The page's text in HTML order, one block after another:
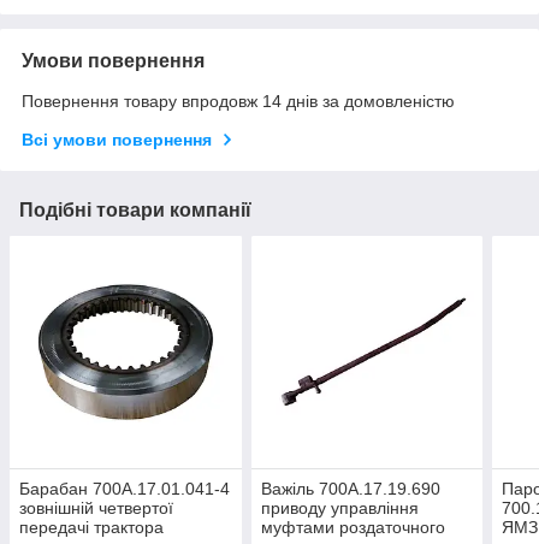
Умови повернення
Повернення товару впродовж 14 днів за домовленістю
Всі умови повернення
Подібні товари компанії
Барабан 700А.17.01.041-4
зовнішній четвертої
передачі трактора
Важіль 700А.17.19.690
приводу управління
муфтами роздаточного
ЯМЗ